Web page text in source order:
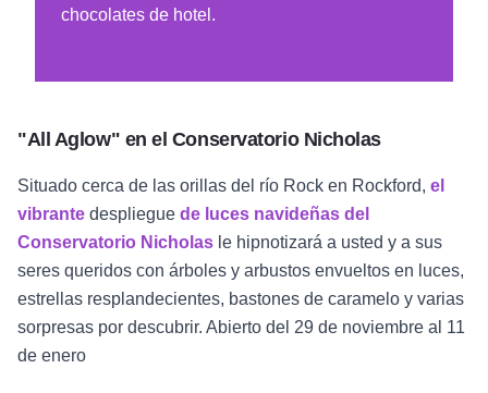
chocolates de hotel.
"All Aglow" en el Conservatorio Nicholas
Situado cerca de las orillas del río Rock en Rockford, el
vibrante despliegue de luces navideñas del
Conservatorio Nicholas le hipnotizará a usted y a sus
seres queridos con árboles y arbustos envueltos en luces,
estrellas resplandecientes, bastones de caramelo y varias
sorpresas por descubrir. Abierto del 29 de noviembre al 11
de enero